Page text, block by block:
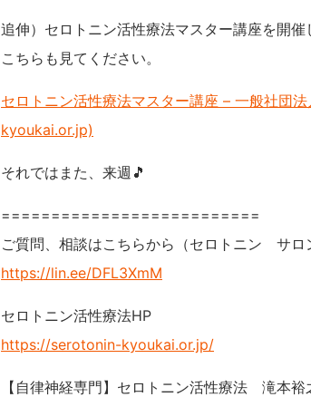
追伸）セロトニン活性療法マスター講座を開催
こちらも見てください。
セロトニン活性療法マスター講座 – 一般社団
kyoukai.or.jp)
それではまた、来週🎵
==========================
ご質問、相談はこちらから（セロトニン サロ
https://lin.ee/DFL3XmM
セロトニン活性療法HP
https://serotonin-kyoukai.or.jp/
【自律神経専門】セロトニン活性療法 滝本裕